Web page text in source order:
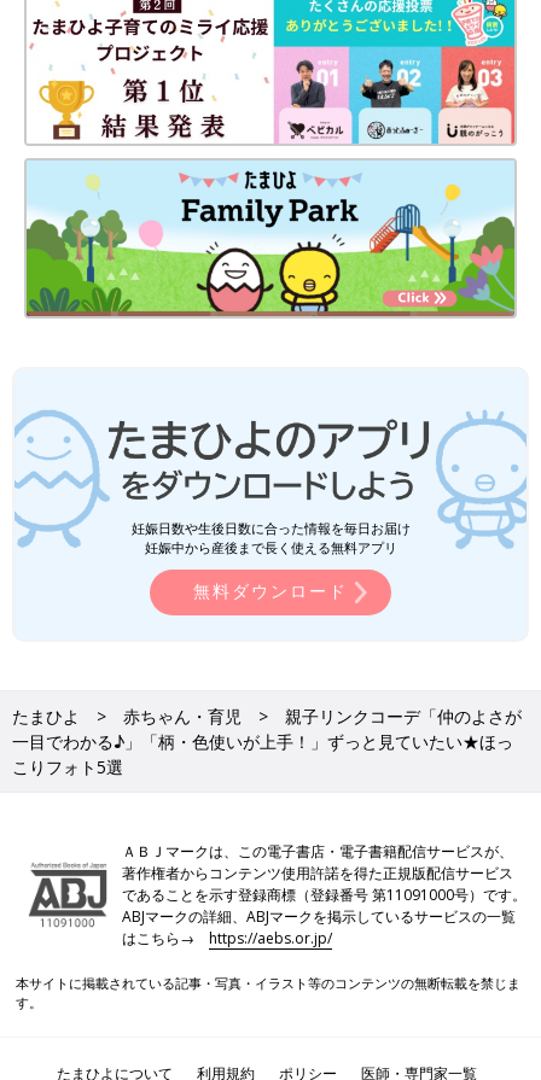
出典：Instagramアカウント「__3344g__」
SAORIさんは、こちらのリンクコーデを。ブルー×ホワイト縛り
でまとめたそうで、爽やかな印象ですよね。アイテムは違って
も、2色でまとまり感を出しているハイセンスコーデ！これはマ
ネしたくなりますね♪
しまむら、バースデイetc.「保育園着に
最適」「今すぐゲットして！」元子ども
服販売員ライターが選ぶ！ヘビロテ確実
の裏毛トレーナー5選
肌寒い日が増え、トレーナーが大活躍する季節
になってきましたね。トレーナーは保育園着な
の魅力やおすすめコーデについてもお伝えしま
す♪
アイテムでまとめたり、色や柄でまとめたりと、家族が仲良く見
えるのがおそろいコーデの良いところ♪ ぜひこの秋冬も、好きな
お洋服でリンクコーデを楽しんでみてください。
(文・水川ちさ)
●記事内容でご紹介している投稿、リンク先は、削除される場合
があります。あらかじめご了承ください。
●記事の内容は2024年10月の情報で、現在と異なる場合がありま
パレル店員ライター激推しアイテム4選
朝晩は少しずつ冷えてきましたね。ベストやカ
ーデ、ジャケットなど、羽織りアイテムはもう
ひともおすすめしたい「冷え対策アイテム」
と、おすすめのポイントや着方もいっしょにお
伝えします！
ZARA・H＆М「高見えがすぎる！」「も
ふもふであったかい！」大人な羽織りア
イテム4選
少しずつ冷えてきましたね。朝晩は特に冷える
ようになり、暖かいアイテムが欲しい時期に！
ZARAとH＆Мから、高見えする羽織りがたくさ
デザインに一目ぼれすること間違いなしっ♪ 今
ベビー・子ども服の記事一覧
妊娠日数や生後日数に合った情報を毎日お届け
妊娠中から産後まで長く使える無料アプリ
無料ダウンロード
たまひよ 赤ちゃん・育児
親子リンクコーデ「仲のよさが
一目でわかる♪」「柄・色使いが上手！」ずっと見ていたい★ほっ
こりフォト5選
ＡＢＪマークは、この電子書店・電子書籍配信サービスが、
著作権者からコンテンツ使用許諾を得た正規版配信サービス
であることを示す登録商標（登録番号 第11091000号）です。
ABJマークの詳細、ABJマークを掲示しているサービスの一覧
はこちら→https://aebs.or.jp/
本サイトに掲載されている記事・写真・イラスト等のコンテンツの無断転載を禁じま
す。
たまひよについて 利用規約 ポリシー 医師・専門家一覧